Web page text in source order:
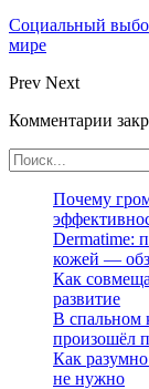
Социальный
мире
Prev Next
Комментарии
Почему
Dermatime:
кожей —
Как
развитие
В спальном
произошёл
Как
не нужно